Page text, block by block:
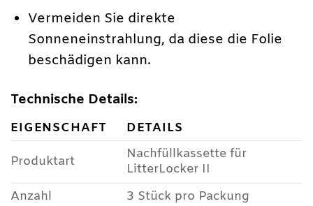
Vermeiden Sie direkte
Sonneneinstrahlung, da diese die Folie
beschädigen kann.
Technische Details:
EIGENSCHAFT DETAILS
Produktart
Nachfüllkassette für
LitterLocker II
Anzahl
3 Stück pro Packung